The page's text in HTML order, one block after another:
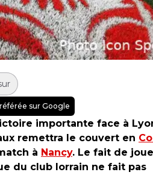
sur Google
importante face à
remettra le couvert en
à Nancy. Le fait de
du club lorrain ne fait pas